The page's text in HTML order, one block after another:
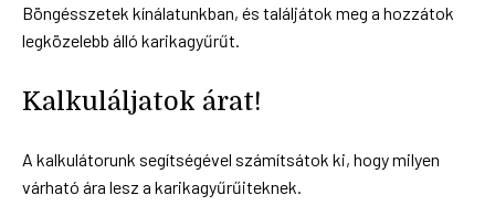
Böngésszetek kínálatunkban, és találjátok meg a hozzátok
legközelebb álló karikagyűrűt.
Kalkuláljatok árat!
A kalkulátorunk segítségével számítsátok ki, hogy milyen
várható ára lesz a karikagyűrűiteknek.